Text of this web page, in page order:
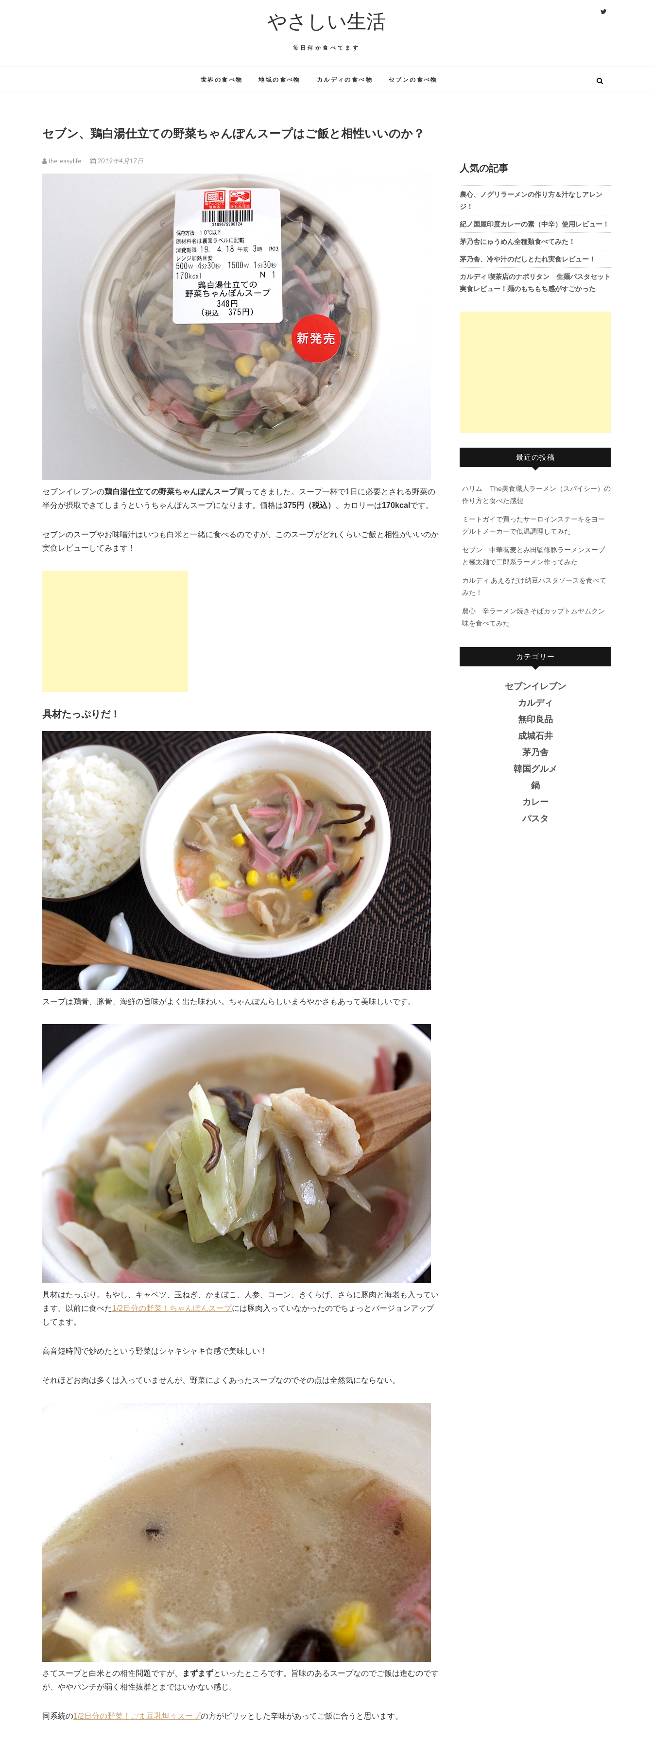
やさしい生活
毎日何か食べてます
世界の食べ物 地域の食べ物 カルディの食べ物 セブンの食べ物
セブン、鶏白湯仕立ての野菜ちゃんぽんスープはご飯と相性いいのか？
the-easylife 2019年4月17日
セブンイレブンの鶏白湯仕立ての野菜ちゃんぽんスープ買ってきました。スープ一杯で1日に必要とされる野菜の
半分が摂取できてしまうというちゃんぽんスープになります。価格は375円（税込） 、カロリーは170kcal です。
セブンのスープやお味噌汁はいつも白米と一緒に食べるのですが、このスープがどれくらいご飯と相性がいいのか
実食レビューしてみます！
具材たっぷりだ！
スープは鶏骨、豚骨、海鮮の旨味がよく出た味わい。ちゃんぽんらしいまろやかさもあって美味しいです。
具材はたっぷり。もやし、キャベツ、玉ねぎ、かまぼこ、人参、コーン、きくらげ、さらに豚肉と海老も入ってい
ます。以前に食べた1/2日分の野菜！ちゃんぽんスープには豚肉入っていなかったのでちょっとバージョンアップ
してます。
高音短時間で炒めたという野菜はシャキシャキ食感で美味しい！
それほどお肉は多くは入っていませんが、野菜によくあったスープなのでその点は全然気にならない。
さてスープと白米との相性問題ですが、 まずまずといったところです。旨味のあるスープなのでご飯は進むのです
が、ややパンチが弱く相性抜群とまではいかない感じ。
同系統の1/2日分の野菜！ごま豆乳坦々スープの方がピリッとした辛味があってご飯に合うと思います。
人気の記事
農心、ノグリラーメンの作り方＆汁なしアレン
ジ！
紀ノ国屋印度カレーの素（中辛）使用レビュー！
茅乃舎にゅうめん全種類食べてみた！
茅乃舎、冷や汁のだしとたれ実食レビュー！
カルディ 喫茶店のナポリタン 生麺パスタセット
実食レビュー！麺のもちもち感がすごかった
最近の投稿
ハリム The美食職人ラーメン（スパイシー）の
作り方と食べた感想
ミートガイで買ったサーロインステーキをヨー
グルトメーカーで低温調理してみた
セブン 中華蕎麦とみ田監修豚ラーメンスープ
と極太麺で二郎系ラーメン作ってみた
カルディ あえるだけ納豆パスタソースを食べて
みた！
農心 辛ラーメン焼きそばカップトムヤムクン
味を食べてみた
カテゴリー
セブンイレブン
カルディ
無印良品
成城石井
茅乃舎
韓国グルメ
鍋
カレー
パスタ